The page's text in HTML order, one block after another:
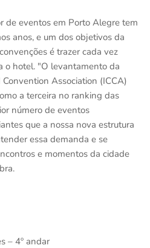
de eventos em Porto Alegre tem
anos, e um dos objetivos da
é trazer cada vez
o hotel. "O levantamento da
Association (ICCA)
a terceira no ranking das
número de eventos
que a nossa nova estrutura
essa demanda e se
e momentos da cidade
– 4º andar